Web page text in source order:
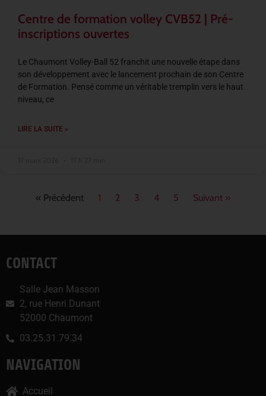
Centre de formation volley CVB52 | Pré-
inscriptions ouvertes
Le Chaumont Volley-Ball 52 franchit une nouvelle étape dans
son développement avec le lancement prochain de son Centre
de Formation. Pensé comme un véritable tremplin vers le haut
niveau, ce
LIRE LA SUITE »
« Précédent 1 2 3 4 5 Suivant »
CONTACT
Salle Jean Masson
2, rue Henri Dunant
52000 Chaumont
03.25.31.79.34
NAVIGATION
Accueil